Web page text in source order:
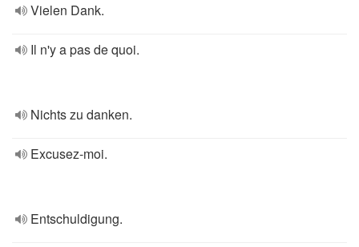
Vielen Dank.
Il n'y a pas de quoi.
Nichts zu danken.
Excusez-moi.
Entschuldigung.